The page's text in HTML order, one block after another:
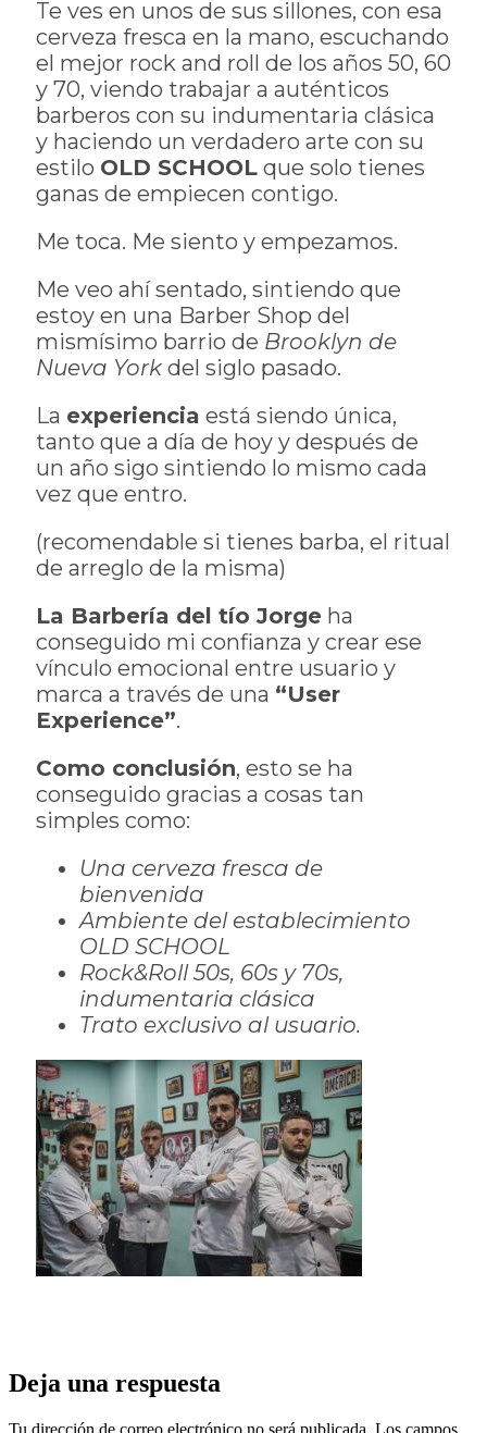
Te ves en unos de sus sillones, con esa
cerveza fresca en la mano, escuchando
el mejor rock and roll de los años 50, 60
y 70, viendo trabajar a auténticos
barberos con su indumentaria clásica
y haciendo un verdadero arte con su
estilo OLD SCHOOL que solo tienes
ganas de empiecen contigo.
Me toca. Me siento y empezamos.
Me veo ahí sentado, sintiendo que
estoy en una Barber Shop del
mismísimo barrio de Brooklyn de
Nueva Yorkdel siglo pasado.
La experiencia está siendo única,
tanto que a día de hoy y después de
un año sigo sintiendo lo mismo cada
vez que entro.
(recomendable si tienes barba, el ritual
de arreglo de la misma)
La Barbería del tío Jorge ha
conseguido mi confianza y crear ese
vínculo emocional entre usuario y
marca a través de una “User
Experience”.
Como conclusión, esto se ha
conseguido gracias a cosas tan
simples como:
Una cerveza fresca de
bienvenida
Ambiente del establecimiento
OLD SCHOOL
Rock&Roll 50s, 60s y 70s,
indumentaria clásica
Trato exclusivo al usuario.
Deja una respuesta
Tu dirección de correo electrónico no será publicada. Los campos